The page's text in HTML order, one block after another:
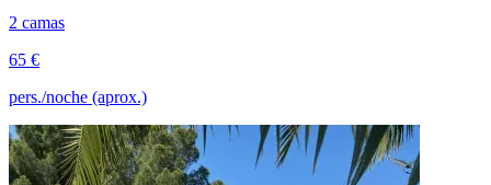
2 camas
65 €
pers./noche (aprox.)